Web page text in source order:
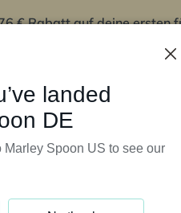
€ Rabatt auf deine ersten
landed
DE
Marley Spoon US to see our